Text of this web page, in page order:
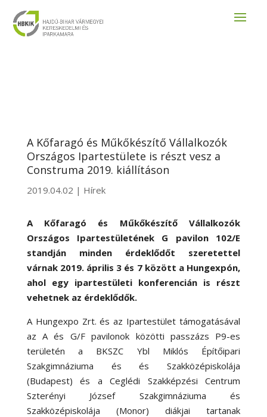
A Kőfaragó és Műkőkészítő Vállalkozók
Országos Ipartestülete is részt vesz a
Construma 2019. kiállításon
2019.04.02 | Hírek
A Kőfaragó és Műkőkészítő Vállalkozók
Országos Ipartestületének G pavilon 102/E
standján minden érdeklődőt szeretettel
várnak 2019. április 3 és 7 között a Hungexpón,
ahol egy ipartestületi konferencián is részt
vehetnek az érdeklődők.
A Hungexpo Zrt. és az Ipartestület támogatásával
az A és G/F pavilonok közötti passzázs P9-es
területén a BKSZC Ybl Miklós Építőipari
Szakgimnáziuma és és Szakközépiskolája
(Budapest) és a Ceglédi Szakképzési Centrum
Szterényi József Szakgimnáziuma és
Szakközépiskolája (Monor) diákjai tartanak